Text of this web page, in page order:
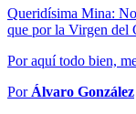
Queridísima Mina:
que por la Virgen del
Por aquí todo bien,
Por Álvaro González